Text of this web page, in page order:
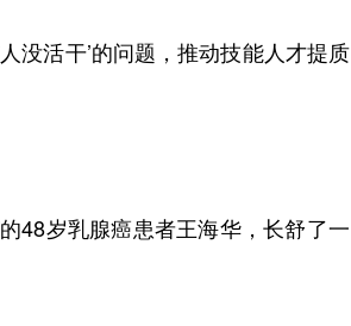
没活干’的问题，推动技能人才提质
48岁乳腺癌患者王海华，长舒了一